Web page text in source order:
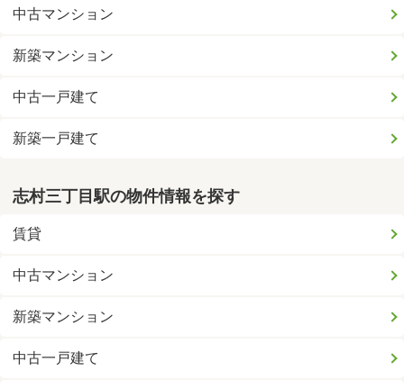
中古マンション
新築マンション
中古一戸建て
新築一戸建て
志村三丁目駅の物件情報を探す
賃貸
中古マンション
新築マンション
中古一戸建て